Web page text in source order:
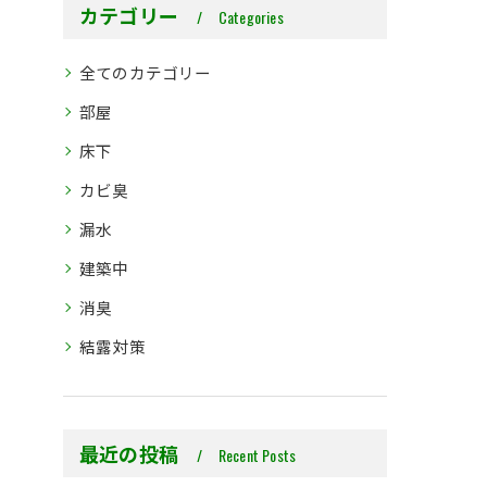
カテゴリー Categories
全てのカテゴリー
部屋
床下
カビ臭
漏水
建築中
消臭
結露対策
最近の投稿 Recent Posts